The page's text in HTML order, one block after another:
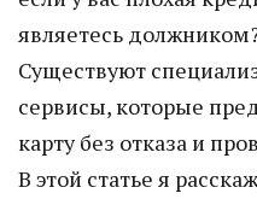
являетесь
Существуют
сервисы, которые
карту без отказа и
В этой статье я